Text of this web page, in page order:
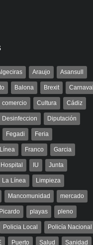
Araujo Asansull
Balona Brexit Carnaval
comercio Cultura Cádiz
Desinfeccion Diputación
Fegadi Feria
Franco Garcia
Hospital IU Junta
La Línea Limpieza
Mancomunidad mercado
Picardo playas pleno
Policia Local Policía Nacional
Puerto Salud Sanidad